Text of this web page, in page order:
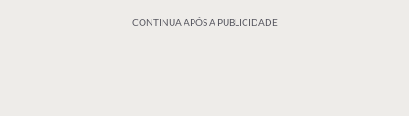
CONTINUA APÓS A PUBLICIDADE